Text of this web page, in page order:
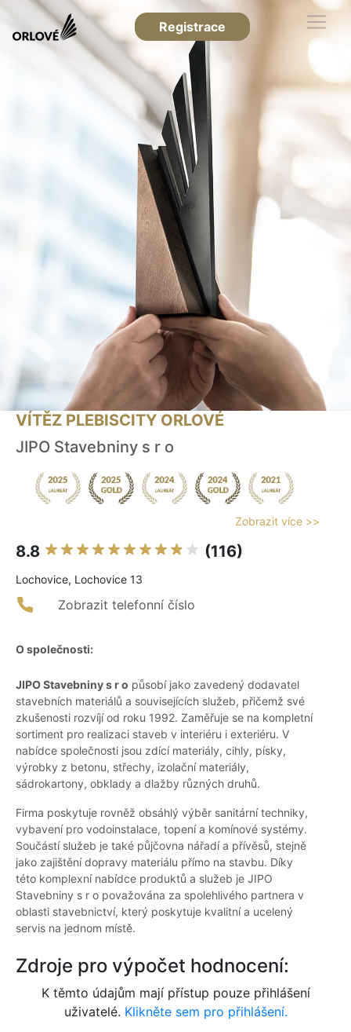
Registrace
VÍTĚZ PLEBISCITY ORLOVÉ
JIPO Stavebniny s r o
Zobrazit více >>
8.8 (116)
Lochovice, Lochovice 13
Zobrazit telefonní číslo
O společnosti:
JIPO Stavebniny s r o působí jako zavedený dodavatel
stavebních materiálů a souvisejících služeb, přičemž své
zkušenosti rozvíjí od roku 1992. Zaměřuje se na kompletní
sortiment pro realizaci staveb v interiéru i exteriéru. V
nabídce společnosti jsou zdící materiály, cihly, písky,
výrobky z betonu, střechy, izolační materiály,
sádrokartony, obklady a dlažby různých druhů.
Firma poskytuje rovněž obsáhlý výběr sanitární techniky,
vybavení pro vodoinstalace, topení a komínové systémy.
Součástí služeb je také půjčovna nářadí a přívěsů, stejně
jako zajištění dopravy materiálu přímo na stavbu. Díky
této komplexní nabídce produktů a služeb je JIPO
Stavebniny s r o považována za spolehlivého partnera v
oblasti stavebnictví, který poskytuje kvalitní a ucelený
servis na jednom místě.
Zdroje pro výpočet hodnocení:
K těmto údajům mají přístup pouze přihlášení
uživatelé. Klikněte sem pro přihlášení.